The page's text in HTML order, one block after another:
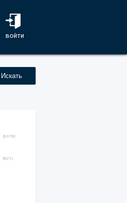
войти
Искать
(6378)
(821)